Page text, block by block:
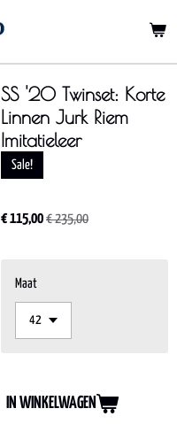
SS '20 Twinset: Korte
Linnen Jurk Riem
Imitatieleer
Sale!
€ 115,00€ 235,00
Maat
IN WINKELWAGEN